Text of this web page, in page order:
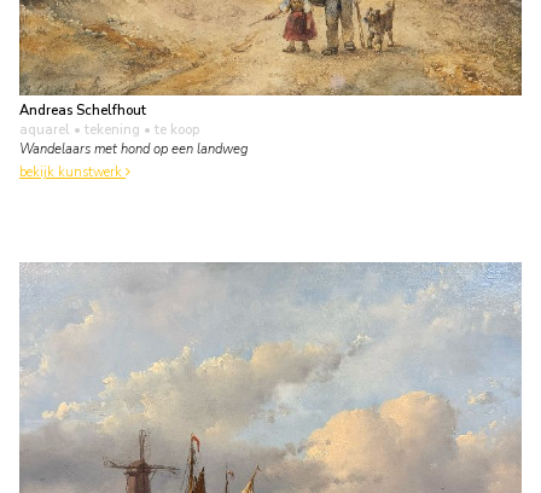
Andreas Schelfhout
aquarel • tekening • te koop
Wandelaars met hond op een landweg
bekijk kunstwerk